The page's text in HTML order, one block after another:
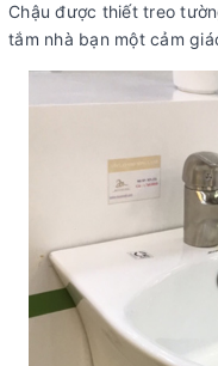
Chậu được thiết treo
tắm nhà bạn một cảm